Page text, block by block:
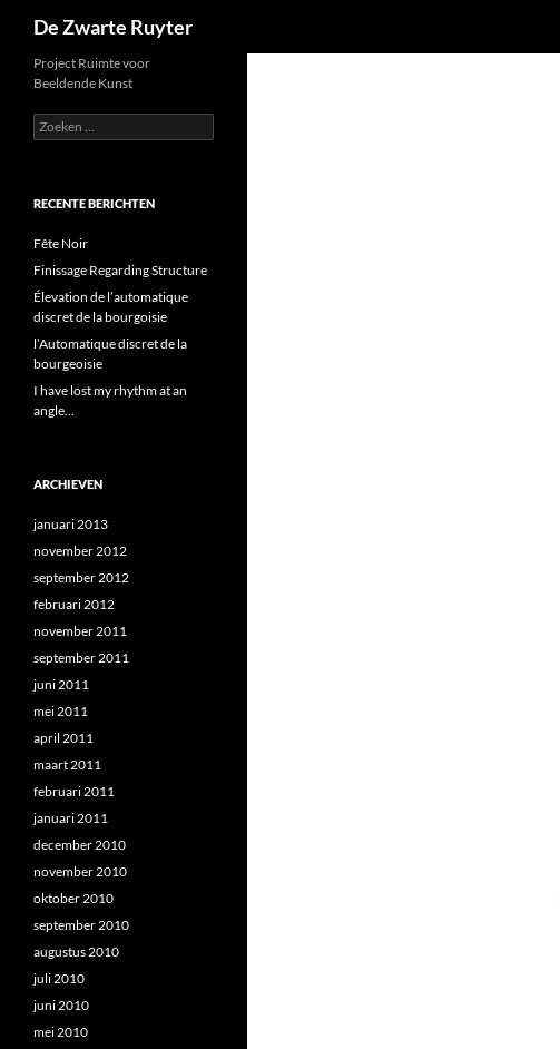
inhoud
De Zwarte Ruyter
Project Ruimte voor
Beeldende Kunst
Zoeken
naar:
RECENTE BERICHTEN
Fête Noir
Finissage Regarding Structure
Élevation de l’automatique
discret de la bourgoisie
l’Automatique discret de la
bourgeoisie
I have lost my rhythm at an
angle…
ARCHIEVEN
januari 2013
november 2012
september 2012
februari 2012
november 2011
september 2011
juni 2011
mei 2011
april 2011
maart 2011
februari 2011
januari 2011
december 2010
november 2010
oktober 2010
september 2010
augustus 2010
juli 2010
juni 2010
mei 2010